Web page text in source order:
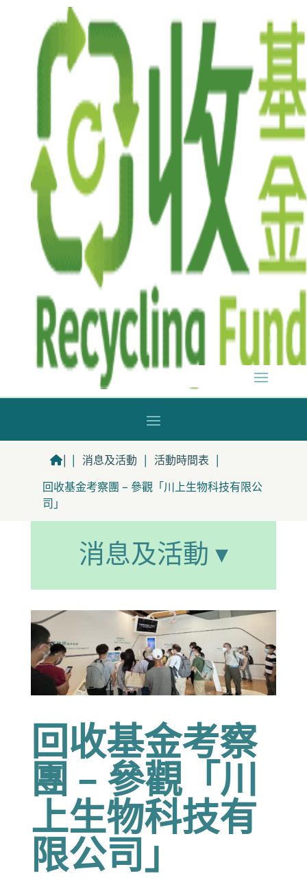
| | 消息及活動 | 活動時間表 |
回收基金考察團 – 參觀「川上生物科技有限公
司」
消息及活動 ▾
回收基金考察
團 – 參觀「川
上生物科技有
限公司」